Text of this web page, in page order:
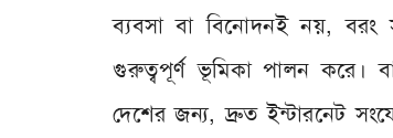
ব্যবসা বা বিনোদনই নয়, বরং
গুরুত্বপূর্ণ ভূমিকা পালন করে।
দেশের জন্য, দ্রুত ইন্টারনেট